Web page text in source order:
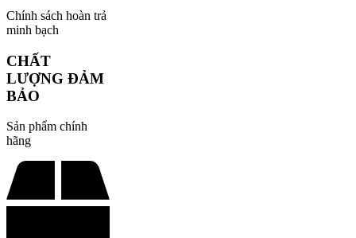
Chính sách hoàn trả
minh bạch
CHẤT
LƯỢNG ĐẢM
BẢO
Sản phẩm chính
hãng